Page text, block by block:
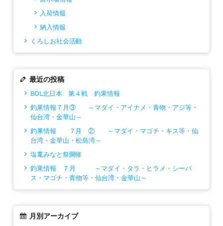
入荷情報
納入情報
くろしお社会活動
最近の投稿
BOL北日本 第４戦 釣果情報
釣果情報７月③ ～マダイ・アイナメ・青物・アジ等・
仙台湾・金華山～
釣果情報 ７月 ② ～マダイ・マゴチ・キス等・仙
台湾・金華山・松島湾～
塩竃みなと祭開催
釣果情報 ７月 ～マダイ・タラ・ヒラメ・シーバ
ス・マゴチ・青物等・仙台湾・金華山～
月別アーカイブ